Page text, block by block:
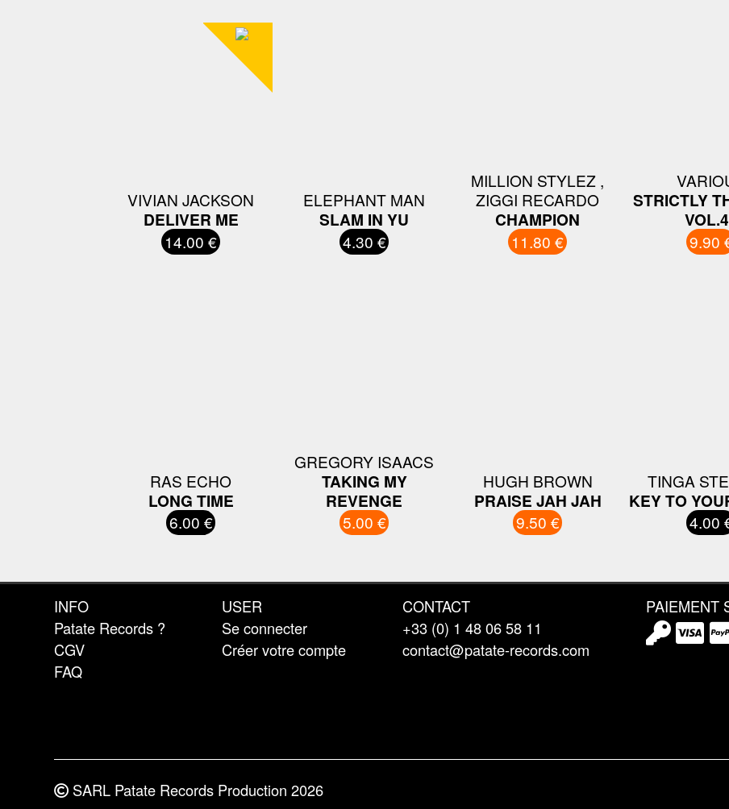
VIVIAN JACKSON
DELIVER ME
14.00 €
ELEPHANT MAN
SLAM IN YU
4.30 €
MILLION STYLEZ ,
ZIGGI RECARDO
CHAMPION
11.80 €
STRICTLY
9.90
RAS ECHO
LONG TIME
6.00 €
GREGORY ISAACS
TAKING MY
REVENGE
5.00 €
HUGH BROWN
PRAISE JAH JAH
9.50 €
TINGA
KEY TO
4.00
INFO
Patate Records ?
CGV
FAQ
USER
Se connecter
Créer votre compte
CONTACT
+33 (0) 1 48 06 58 11
contact@patate-records.com
PAIEMENT
SARL Patate Records Production 2026